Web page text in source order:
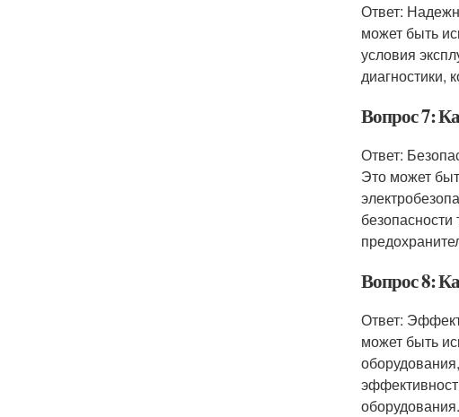
Ответ:
может быть
условия
диагностики,
Вопрос 7:
Ответ:
Это может
Вопрос 8:
Ответ:
может быть
оборудования.